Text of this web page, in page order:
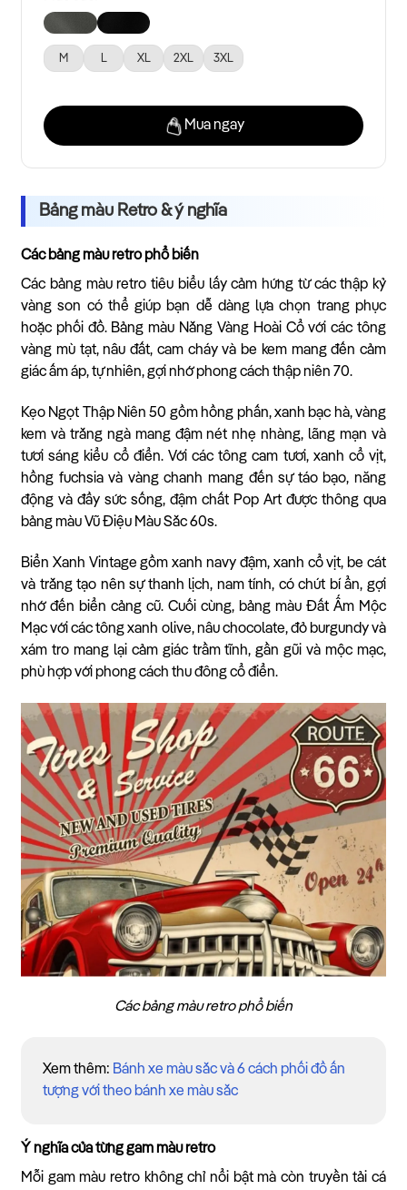
M L XL 2XL 3XL
Mua ngay
Bảng màu Retro & ý nghĩa
Các bảng màu retro phổ biến
Các bảng màu retro tiêu biểu lấy cảm hứng từ các thập kỷ
vàng son có thể giúp bạn dễ dàng lựa chọn trang phục
hoặc phối đồ. Bảng màu Nắng Vàng Hoài Cổ với các tông
vàng mù tạt, nâu đất, cam cháy và be kem mang đến cảm
giác ấm áp, tự nhiên, gợi nhớ phong cách thập niên 70.
Kẹo Ngọt Thập Niên 50 gồm hồng phấn, xanh bạc hà, vàng
kem và trắng ngà mang đậm nét nhẹ nhàng, lãng mạn và
tươi sáng kiểu cổ điển. Với các tông cam tươi, xanh cổ vịt,
hồng fuchsia và vàng chanh mang đến sự táo bạo, năng
động và đầy sức sống, đậm chất Pop Art được thông qua
bảng màu Vũ Điệu Màu Sắc 60s.
Biển Xanh Vintage gồm xanh navy đậm, xanh cổ vịt, be cát
và trắng tạo nên sự thanh lịch, nam tính, có chút bí ẩn, gợi
nhớ đến biển cảng cũ. Cuối cùng, bảng màu Đất Ấm Mộc
Mạc với các tông xanh olive, nâu chocolate, đỏ burgundy và
xám tro mang lại cảm giác trầm tĩnh, gần gũi và mộc mạc,
phù hợp với phong cách thu đông cổ điển.
Các bảng màu retro phổ biến
Xem thêm: Bánh xe màu sắc và 6 cách phối đồ ấn
tượng với theo bánh xe màu sắc
Ý nghĩa của từng gam màu retro
Mỗi gam màu retro không chỉ nổi bật mà còn truyền tải cá